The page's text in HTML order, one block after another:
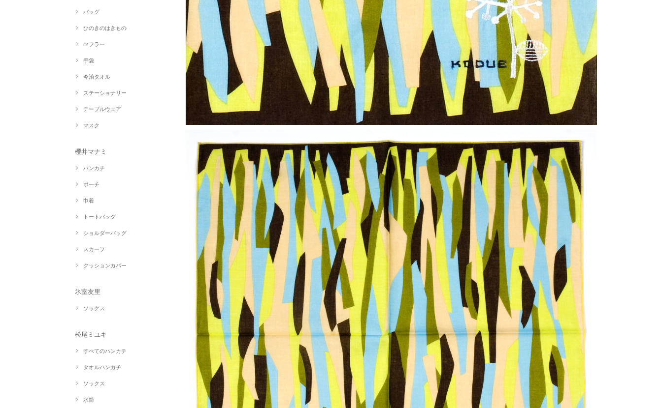
バッグ
ひのきのはきもの
マフラー
手袋
今治タオル
ステーショナリー
テーブルウェア
マスク
櫻井マナミ
ハンカチ
ポーチ
巾着
トートバッグ
ショルダーバッグ
スカーフ
クッションカバー
氷室友里
ソックス
松尾ミユキ
すべてのハンカチ
タオルハンカチ
ソックス
水筒